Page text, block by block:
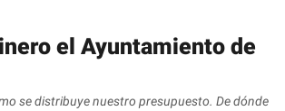
el Ayuntamiento de
se distribuye nuestro presupuesto. De dónde